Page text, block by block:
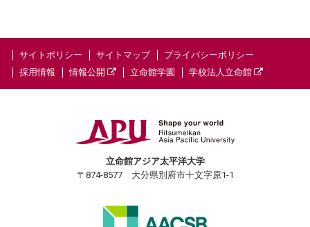
サイトポリシー サイトマップ
プライバシーポリシー
採用情報
情報公開 立命館学園 学校法人立命館
立命館アジア太平洋大学
〒874-8577 大分県別府市十文字原1-1